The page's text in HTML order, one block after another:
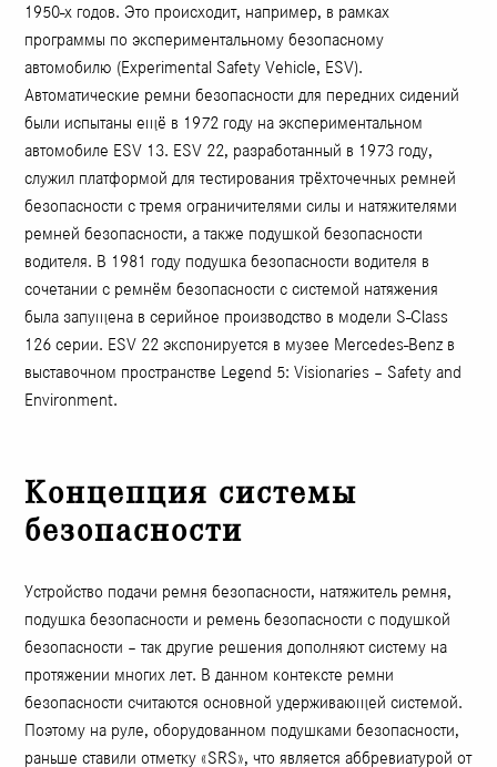
1950-х годов. Это происходит, например, в рамках
программы по экспериментальному безопасному
автомобилю (Eхperimental Safety Vehicle, ESV).
Автоматические ремни безопасности для передних сидений
были испытаны ещё в 1972 году на экспериментальном
автомобиле ESV 13. ESV 22, разработанный в 1973 году,
служил платформой для тестирования трёхточечных ремней
безопасности с тремя ограничителями силы и натяжителями
ремней безопасности, а также подушкой безопасности
водителя. В 1981 году подушка безопасности водителя в
сочетании с ремнём безопасности с системой натяжения
была запущена в серийное производство в модели S-Class
126 серии. ESV 22 экспонируется в музее Mercedes-Benz в
выставочном пространстве Legend 5: Visionaries – Safety and
Environment.
Концепция системы
безопасности
Устройство подачи ремня безопасности, натяжитель ремня,
подушка безопасности и ремень безопасности с подушкой
безопасности – так другие решения дополняют систему на
протяжении многих лет. В данном контексте ремни
безопасности считаются основной удерживающей системой.
Поэтому на руле, оборудованном подушками безопасности,
раньше ставили отметку «SRS», что является аббревиатурой от